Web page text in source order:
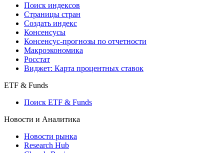
Поиск индексов
Страницы стран
Создать индекс
Консенсусы
Консенсус-прогнозы по отчетности
Макроэкономика
Росстат
Виджет: Карта процентных ставок
ETF & Funds
Поиск ETF & Funds
Новости и Аналитика
Новости рынка
Research Hub